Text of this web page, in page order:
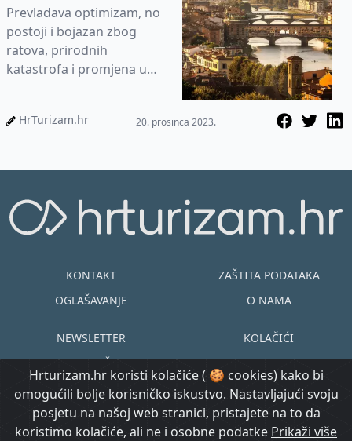
Prevladava optimizam, no
postoji i bojazan zbog
ratova, prirodnih
katastrofa i promjena u
HrTurizam.hr 20. prosinca 2023.
Hrturizam.hr koristi kolačiće ( 🍪 cookies) kako bi
omogućili bolje korisničko iskustvo. Nastavljajući svoju
posjetu na našoj web stranici, pristajete na to da
koristimo kolačiće, ali ne i osobne podatke Prikaži više
KONTAKT
OGLAŠAVANJE
ZAŠTITA PODATAKA
O NAMA
NEWSLETTER
UVJETI KORIŠTENJA
KOLAČIĆI
EN HR
© Copyright
2015.-2026.
@ Created by
Morgan Code
Prijavi se